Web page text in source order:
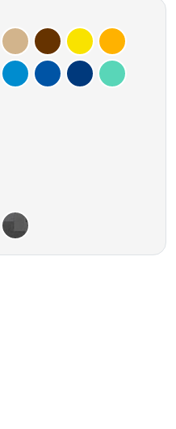
Beige Marron Jaune ClairJaune
Bleu clairBleu MoyenBleu FoncéBleu Vert
Carbone Noir